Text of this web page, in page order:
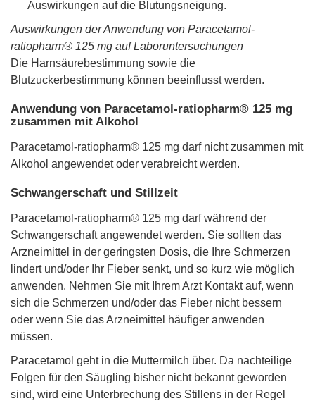
Auswirkungen auf die Blutungsneigung.
Auswirkungen der Anwendung von Paracetamol-
ratiopharm® 125 mg auf Laboruntersuchungen
Die Harnsäurebestimmung sowie die
Blutzuckerbestimmung können beeinflusst werden.
Anwendung von Paracetamol-ratiopharm® 125 mg
zusammen mit Alkohol
Paracetamol-ratiopharm® 125 mg darf nicht zusammen mit
Alkohol angewendet oder verabreicht werden.
Schwangerschaft und Stillzeit
Paracetamol-ratiopharm® 125 mg darf während der
Schwangerschaft angewendet werden. Sie sollten das
Arzneimittel in der geringsten Dosis, die Ihre Schmerzen
lindert und/oder Ihr Fieber senkt, und so kurz wie möglich
anwenden. Nehmen Sie mit Ihrem Arzt Kontakt auf, wenn
sich die Schmerzen und/oder das Fieber nicht bessern
oder wenn Sie das Arzneimittel häufiger anwenden
müssen.
Paracetamol geht in die Muttermilch über. Da nachteilige
Folgen für den Säugling bisher nicht bekannt geworden
sind, wird eine Unterbrechung des Stillens in der Regel